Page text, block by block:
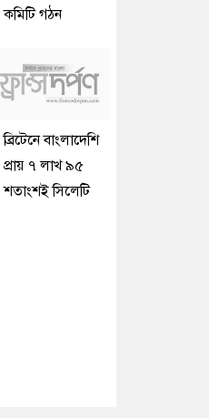
কমিটি গঠন
ব্রিটেনে বাংলাদেশি
প্রায় ৭ লাখ ৯৫
শতাংশই সিলেটি